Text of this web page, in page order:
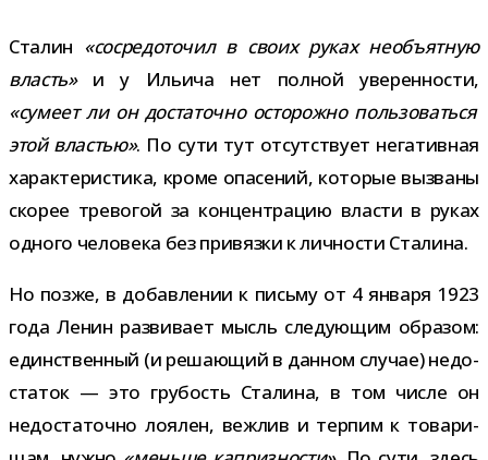
Сталин «сосре­до­то­чил в своих руках необъ­ят­ную
власть»и у Ильича нет пол­ной уве­рен­но­сти,
«сумеет ли он доста­точно осто­рожно поль­зо­ваться
этой вла­стью». По сути тут отсут­ствует нега­тив­ная
харак­те­ри­стика, кроме опа­се­ний, кото­рые вызваны
ско­рее тре­во­гой за кон­цен­тра­цию вла­сти в руках
одного чело­века без при­вязки к лич­но­сти Сталина.
Но позже, в добав­ле­нии к письму от 4 января 1923
года Ленин раз­ви­вает мысль сле­ду­ю­щим обра­зом:
един­ствен­ный (и реша­ю­щий в дан­ном слу­чае) недо­
ста­ток — это гру­бость Сталина, в том числе он
недо­ста­точно лоя­лен, веж­лив и тер­пим к това­ри­